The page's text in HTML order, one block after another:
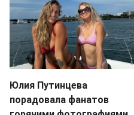
Юлия Путинцева
порадовала фанатов